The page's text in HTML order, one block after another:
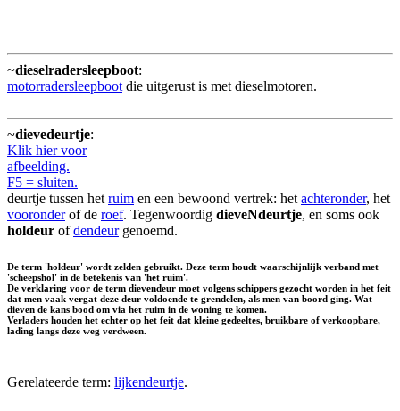
~dieselradersleepboot:
motorradersleepboot die uitgerust is met dieselmotoren.
~dievedeurtje:
Klik hier voor
afbeelding.
F5 = sluiten.
deurtje tussen het ruim en een bewoond vertrek: het achteronder, het
vooronderof de roef. Tegenwoordig dieveNdeurtje, en soms ook
holdeur ofdendeurgenoemd.
De term 'holdeur' wordt zelden gebruikt. Deze term houdt waarschijnlijk verband met
'scheepshol' in de betekenis van 'het ruim'.
De verklaring voor de term dievendeur moet volgens schippers gezocht worden in het feit
dat men vaak vergat deze deur voldoende te grendelen, als men van boord ging. Wat
dieven de kans bood om via het ruim in de woning te komen.
Verladers houden het echter op het feit dat kleine gedeeltes, bruikbare of verkoopbare,
lading langs deze weg verdween.
Gerelateerde term: lijkendeurtje.